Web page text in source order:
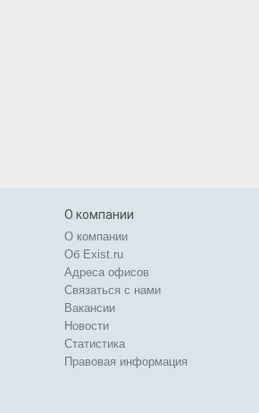
О компании
О компании
Об Exist.ru
Адреса офисов
Связаться с нами
Вакансии
Новости
Статистика
Правовая информация